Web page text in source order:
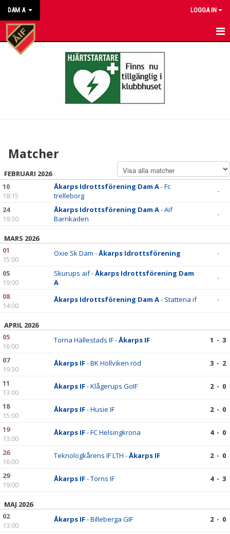
DAM A LOGGA IN
HEM
DOKUMENT
KONTAKT
Matcher
FEBRUARI 2026
10
18:15
Åkarps Idrottsförening Dam A- Fc
trelleborg
-
24
19:30
Åkarps Idrottsförening Dam A- Aif
Barrikaden
-
MARS 2026
01
15:00
Oxie Sk Dam -Åkarps Idrottsförening -
05
19:00
Skurups aif -Åkarps Idrottsförening Dam
A
-
08
14:00
Åkarps Idrottsförening Dam A- Stattena if -
APRIL 2026
05
16:00
Torna Hällestads IF -Åkarps IF 1 - 3
07
19:30
Åkarps IF- BK Höllviken röd 3 - 2
11
13:00
Åkarps IF- Klågerups GoIF 2 - 0
18
15:00
Åkarps IF- Husie IF 2 - 0
19
13:00
Åkarps IF- FC Helsingkrona 4 - 0
26
16:00
Teknologkårens IF LTH -Åkarps IF 2 - 0
29
19:00
Åkarps IF- Torns IF 4 - 3
MAJ 2026
02
13:00
Åkarps IF- Billeberga GIF 2 - 0